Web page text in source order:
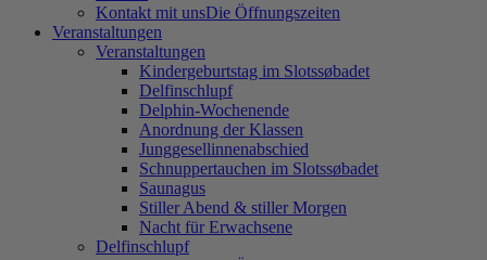
Kontakt mit unsDie Öffnungszeiten
Veranstaltungen
Veranstaltungen
Kindergeburtstag im Slotssøbadet
Delfinschlupf
Delphin-Wochenende
Anordnung der Klassen
Junggesellinnenabschied
Schnuppertauchen im Slotssøbadet
Saunagus
Stiller Abend & stiller Morgen
Nacht für Erwachsene
Delfinschlupf